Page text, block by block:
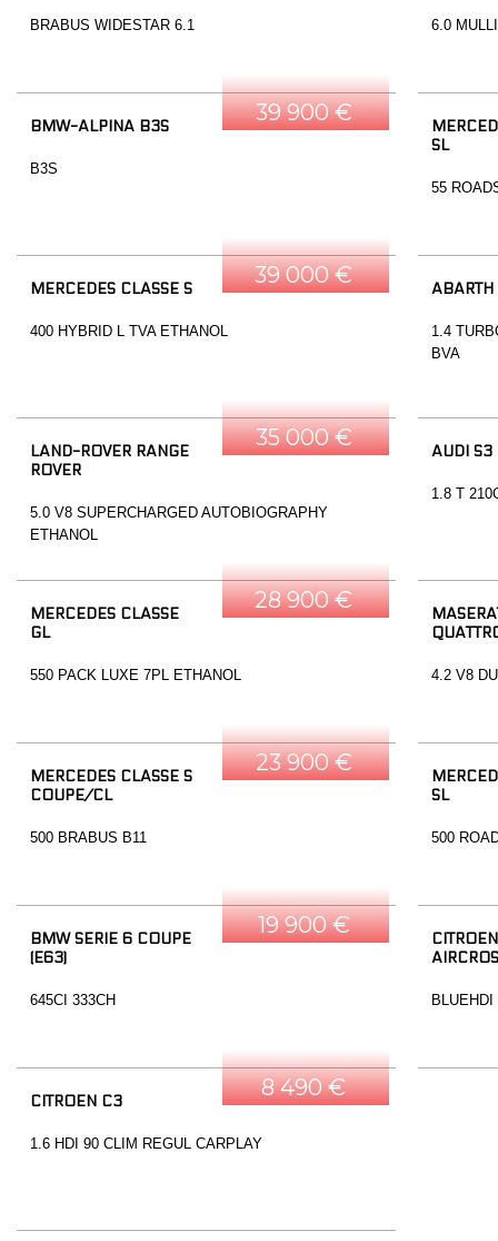
BRABUS WIDESTAR 6.1 6.0
39 900 €
BMW-ALPINA B3S
B3S
SL
55
39 000 €
MERCEDES CLASSE S
400 HYBRID L TVA ETHANOL
1.4
BVA
35 000 €
LAND-ROVER RANGE
ROVER
5.0 V8 SUPERCHARGED AUTOBIOGRAPHY
ETHANOL
AUDI S3
1.8 T
28 900 €
MERCEDES CLASSE
GL
550 PACK LUXE 7PL ETHANOL 4.2 V8
23 900 €
MERCEDES CLASSE S
COUPE/CL
500 BRABUS B11
SL
500
19 900 €
BMW SERIE 6 COUPE
(E63)
645CI 333CH
8 490 €
CITROEN C3
1.6 HDI 90 CLIM REGUL CARPLAY